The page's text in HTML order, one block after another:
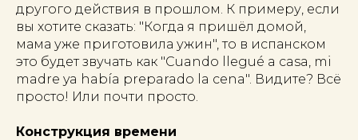
другого действия в прошлом. К примеру, если
вы хотите сказать: "Когда я пришёл домой,
мама уже приготовила ужин", то в испанском
это будет звучать как "Cuando llegué a casa, mi
madre ya había preparado la cena". Видите? Всё
просто! Или почти просто.
Конструкция времени